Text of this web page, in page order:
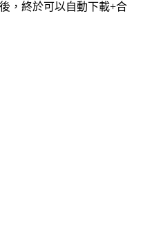
，終於可以自動下載+合